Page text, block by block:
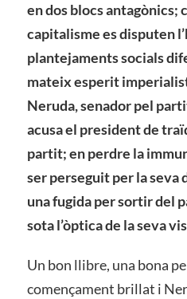
en dos blocs antagònics;
capitalisme es disputen
plantejaments socials
mateix esperit
Neruda, senador pel
acusa el president de
partit; en perdre la
ser perseguit per la
una fugida per sortir del
sota l’òptica de la seva
Un bon llibre, una bona
començament brillat i